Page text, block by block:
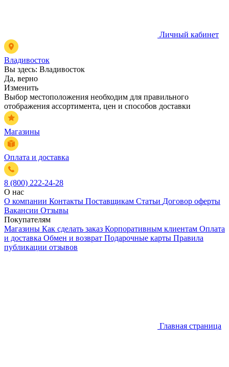
Личный кабинет
Владивосток
Вы здесь: Владивосток
Да, верно
Изменить
Выбор местоположения необходим для правильного
отображения ассортимента, цен и способов доставки
Магазины
Оплата и доставка
8 (800) 222-24-28
О нас
О компании Контакты Поставщикам Статьи Договор оферты
Вакансии Отзывы
Покупателям
Магазины Как сделать заказ Корпоративным клиентам Оплата
и доставка Обмен и возврат Подарочные карты Правила
публикации отзывов
Главная страница